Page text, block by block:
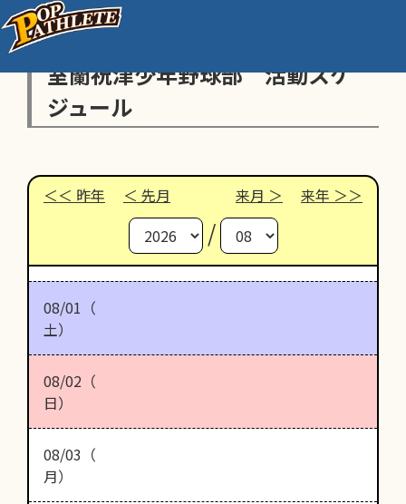
室蘭祝津少年野球部 活動スケ
ジュール
昨年 先月 来月 来年
/
08/01（
土）
08/02（
日）
08/03（
月）